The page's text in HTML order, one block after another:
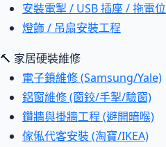
安裝電掣 / USB 插座 / 拖電位
燈飾 / 吊扇安裝工程
🔨 家居硬裝維修
電子鎖維修 (Samsung/Yale)
鋁窗維修 (窗鉸/手掣/驗窗)
鑽牆與掛牆工程 (避開暗喉)
傢俬代客安裝 (淘寶/IKEA)